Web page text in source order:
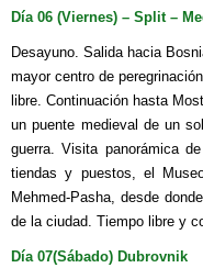
Día 06 (Viernes) – Split –
Desayuno. Salida hacia
mayor centro de
libre. Continuación hasta
un puente medieval de un
guerra. Visita panorámica
tiendas y puestos, el
Mehmed-Pasha, desde
de la ciudad. Tiempo libre y
Día 07(Sábado) Dubrovnik